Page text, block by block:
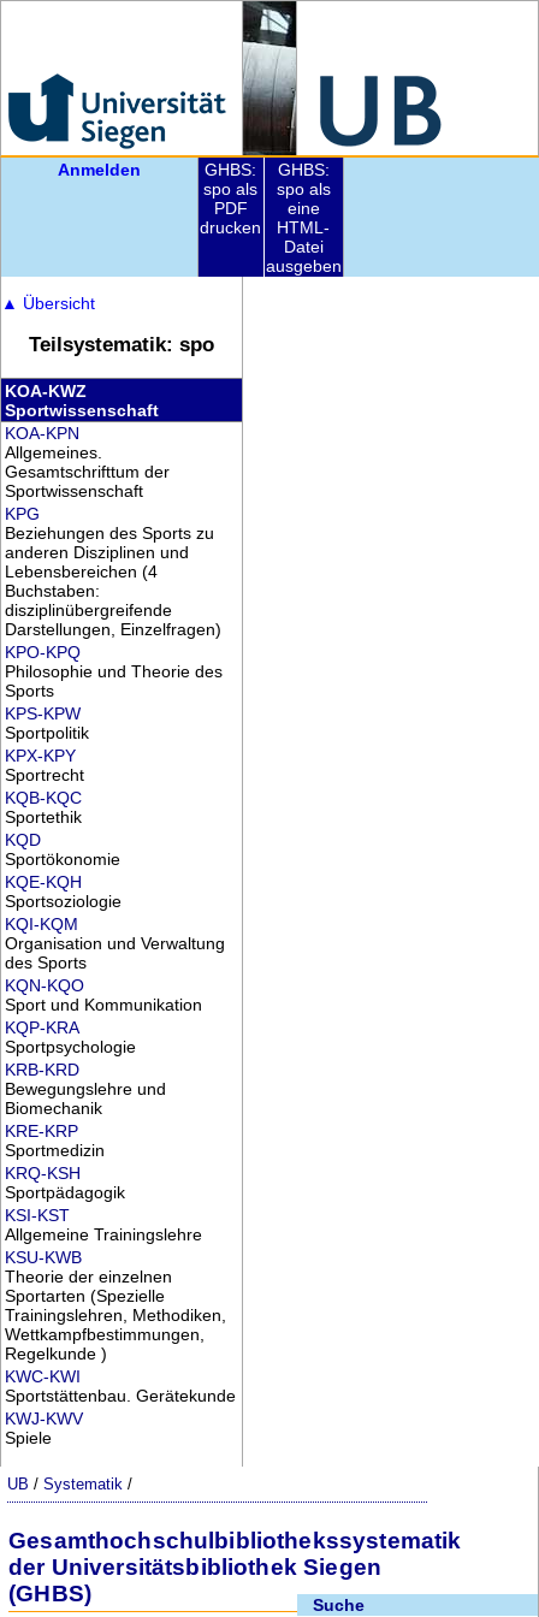
Anmelden
GHBS:
spo als
PDF
drucken
GHBS:
spo als
eine
HTML-
Datei
ausgeben
▲ Übersicht
Teilsystematik: spo
KOA-KWZ
Sportwissenschaft
KOA-KPN
Allgemeines.
Gesamtschrifttum der
Sportwissenschaft
KPG
Beziehungen des Sports zu
anderen Disziplinen und
Lebensbereichen (4
Buchstaben:
disziplinübergreifende
Darstellungen, Einzelfragen)
KPO-KPQ
Philosophie und Theorie des
Sports
KPS-KPW
Sportpolitik
KPX-KPY
Sportrecht
KQB-KQC
Sportethik
KQD
Sportökonomie
KQE-KQH
Sportsoziologie
KQI-KQM
Organisation und Verwaltung
des Sports
KQN-KQO
Sport und Kommunikation
KQP-KRA
Sportpsychologie
KRB-KRD
Bewegungslehre und
Biomechanik
KRE-KRP
Sportmedizin
KRQ-KSH
Sportpädagogik
KSI-KST
Allgemeine Trainingslehre
KSU-KWB
Theorie der einzelnen
Sportarten (Spezielle
Trainingslehren, Methodiken,
Wettkampfbestimmungen,
Regelkunde )
KWC-KWI
Sportstättenbau. Gerätekunde
KWJ-KWV
Spiele
UB /Systematik /
Gesamthochschulbibliothekssystematik
der Universitätsbibliothek Siegen
(GHBS)
Suche